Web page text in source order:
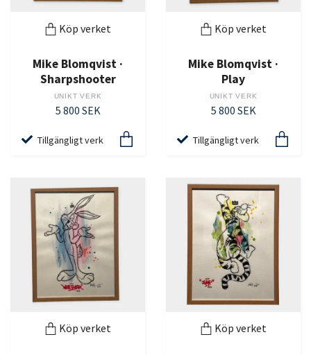
Köp verket
Mike Blomqvist ·
Sharpshooter
UNIKT VERK
5 800 SEK
Tillgängligt verk
Köp verket
Mike Blomqvist ·
Play
UNIKT VERK
5 800 SEK
Tillgängligt verk
Köp verket Köp verket